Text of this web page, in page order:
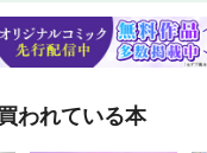
コラム■オフィスは、測れ
」オフィスづくりエピロー
われている本